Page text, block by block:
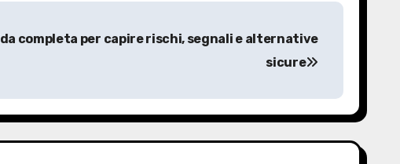
completa per capire rischi, segnali e alternative
sicure